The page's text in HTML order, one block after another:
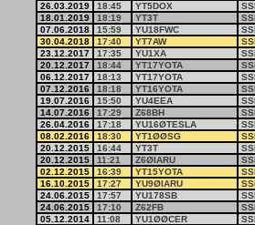
26.03.2019
18:45 YT5DOX
18.01.2019
18:19 YT3T
07.06.2018
15:59 YU18FWC
30.04.2018
17:40 YT7AW
23.12.2017
17:35 YU1XA
20.12.2017
18:44 YT17YOTA
06.12.2017
18:13 YT17YOTA
07.12.2016
18:18 YT16YOTA
19.07.2016
15:50 YU4EEA
14.07.2016
17:29 Z68BH
26.04.2016
17:18 YU16ØTESLA
08.02.2016
18:30 YT1ØØSG
20.12.2015
16:44 YT3T
20.12.2015
11:21 Z6ØIARU
02.12.2015
16:39 YT15YOTA
16.10.2015
17:27 YU9ØIARU
24.06.2015
17:57 YU178SB
24.06.2015
17:10 Z62FB
05.12.2014
11:08 YU1ØØCER